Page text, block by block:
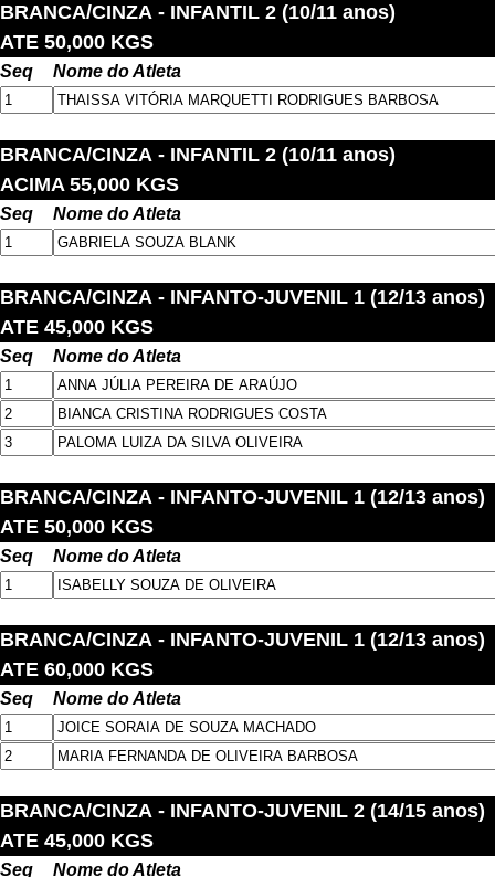
BRANCA/CINZA - INFANTIL 2 (10/11 anos)
ATE 50,000 KGS
Seq Nome do Atleta
BRANCA/CINZA - INFANTIL 2 (10/11 anos)
ACIMA 55,000 KGS
Seq Nome do Atleta
BRANCA/CINZA - INFANTO-JUVENIL 1 (12/13 anos)
ATE 45,000 KGS
Seq Nome do Atleta
BRANCA/CINZA - INFANTO-JUVENIL 1 (12/13 anos)
ATE 50,000 KGS
Seq Nome do Atleta
BRANCA/CINZA - INFANTO-JUVENIL 1 (12/13 anos)
ATE 60,000 KGS
Seq Nome do Atleta
BRANCA/CINZA - INFANTO-JUVENIL 2 (14/15 anos)
ATE 45,000 KGS
Seq Nome do Atleta